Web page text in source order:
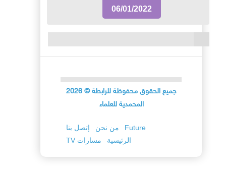
06/01/2022
2026 ©جميع الحقوق محفوظة للرابطة
المحمدية للعلماء
إتصل بنا من نحن
Future
TV مسارات
الرئيسية